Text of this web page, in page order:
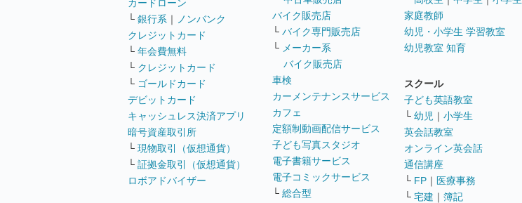
カードローン
└ 銀行系 ｜
ノンバンク
クレジットカード
└ 年会費無料
└ クレジットカード
└ ゴールドカード
デビットカード
キャッシュレス決済アプリ
暗号資産取引所
└ 現物取引（仮想通貨）
└ 証拠金取引（仮想通貨）
ロボアドバイザー
バイク販売店
└ バイク専門販売店
└ メーカー系
バイク販売店
車検
カーメンテナンスサービス
カフェ
定額制動画配信サービス
子ども写真スタジオ
電子書籍サービス
電子コミックサービス
└ 総合型
家庭教師
幼児・小学生 学習教室
幼児教室 知育
スクール
子ども英語教室
└ 幼児 ｜ 小学生
英会話教室
オンライン英会話
通信講座
└ FP ｜ 医療事務
└ 宅建 ｜ 簿記